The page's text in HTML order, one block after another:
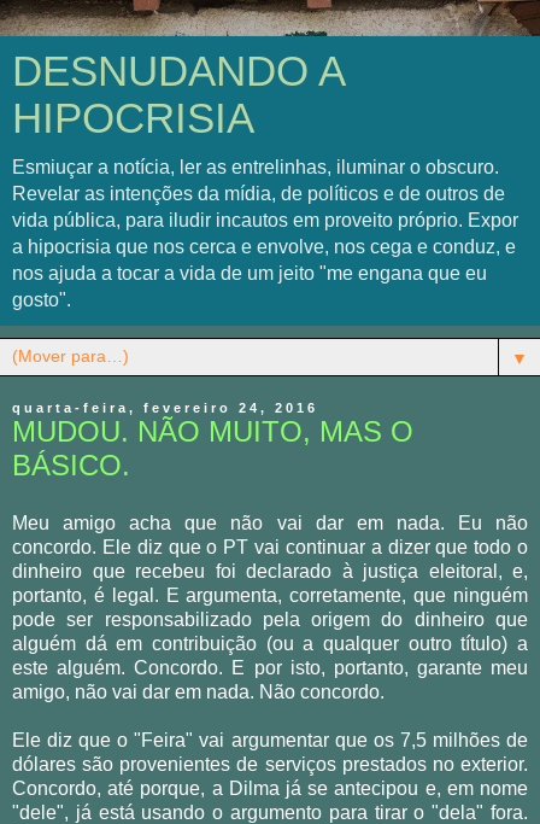
DESNUDANDO A
HIPOCRISIA
Esmiuçar a notícia, ler as entrelinhas, iluminar o obscuro.
Revelar as intenções da mídia, de políticos e de outros de
vida pública, para iludir incautos em proveito próprio. Expor
a hipocrisia que nos cerca e envolve, nos cega e conduz, e
nos ajuda a tocar a vida de um jeito "me engana que eu
gosto".
▼
quarta-feira, fevereiro 24, 2016
MUDOU. NÃO MUITO, MAS O
BÁSICO.
Meu amigo acha que não vai dar em nada. Eu não
concordo. Ele diz que o PT vai continuar a dizer que todo o
dinheiro que recebeu foi declarado à justiça eleitoral, e,
portanto, é legal. E argumenta, corretamente, que ninguém
pode ser responsabilizado pela origem do dinheiro que
alguém dá em contribuição (ou a qualquer outro título) a
este alguém. Concordo. E por isto, portanto, garante meu
amigo, não vai dar em nada. Não concordo.
Ele diz que o "Feira" vai argumentar que os 7,5 milhões de
dólares são provenientes de serviços prestados no exterior.
Concordo, até porque, a Dilma já se antecipou e, em nome
"dele", já está usando o argumento para tirar o "dela" fora.